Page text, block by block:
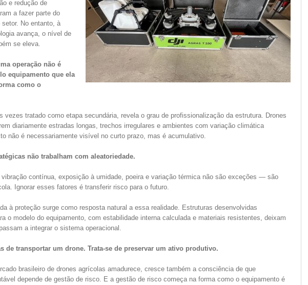
e redução de
a fazer parte do
No entanto, à
avança, o nível de
se eleva.
operação não é
equipamento que ela
como o
vezes tratado como etapa secundária, revela o grau de profissionalização da estrutura. Drones
diariamente estradas longas, trechos irregulares e ambientes com variação climática
não é necessariamente visível no curto prazo, mas é acumulativo.
não trabalham com aleatoriedade.
vibração contínua, exposição à umidade, poeira e variação térmica não são exceções — são
Ignorar esses fatores é transferir risco para o futuro.
à proteção surge como resposta natural a essa realidade. Estruturas desenvolvidas
o modelo do equipamento, com estabilidade interna calculada e materiais resistentes, deixam
a integrar o sistema operacional.
de transportar um drone. Trata-se de preservar um ativo produtivo.
brasileiro de drones agrícolas amadurece, cresce também a consciência de que
depende de gestão de risco. E a gestão de risco começa na forma como o equipamento é